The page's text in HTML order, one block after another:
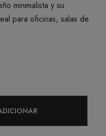
minimalista y su
para oficinas, salas de